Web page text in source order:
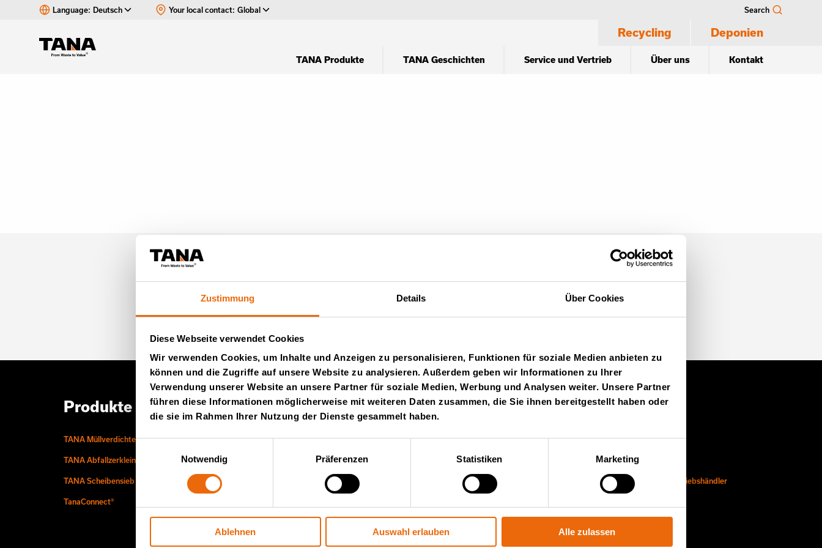
Zustimmung Details Über Cookies
Diese Webseite verwendet Cookies
Wir verwenden Cookies, um Inhalte und Anzeigen zu personalisieren, Funktionen für soziale Medien anbieten zu
können und die Zugriffe auf unsere Website zu analysieren. Außerdem geben wir Informationen zu Ihrer
Verwendung unserer Website an unsere Partner für soziale Medien, Werbung und Analysen weiter. Unsere Partner
führen diese Informationen möglicherweise mit weiteren Daten zusammen, die Sie ihnen bereitgestellt haben oder
die sie im Rahmen Ihrer Nutzung der Dienste gesammelt haben.
Notwendig
Präferenzen Statistiken Marketing
Ablehnen Auswahl erlauben Alle zulassen
Language: Deutsch Your local contact: Global Search
Recycling Deponien
TANA Produkte TANA Geschichten Service und Vertrieb Über uns Kontakt
Newsletter von Tana
(auf Englisch)
Kommen Sie zu uns
Produkte von TANA
TANA Müllverdichter
TANA Abfallzerkleinerer
TANA Scheibensieb
TanaConnect®
Service und Vertrieb
Service und Vertrieb
Über uns
Die Story von Tana
Nachhaltigkeit
Die Arbeitsweise von Tana
Finde uns
Kontakt
The Schauman Castle
Autorisierten Tana-Vertriebshändler